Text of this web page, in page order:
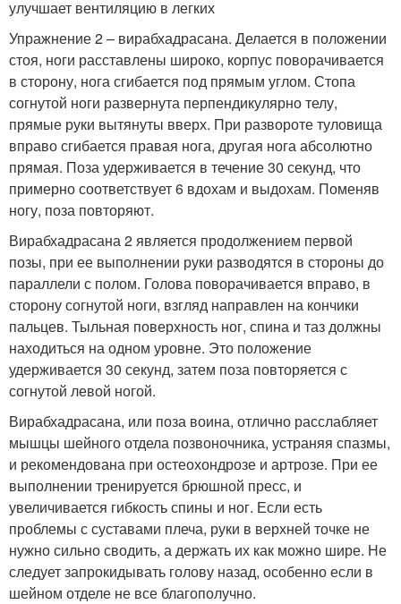
улучшает вентиляцию в легких
Упражнение 2 – вирабхадрасана. Делается в положении
стоя, ноги расставлены широко, корпус поворачивается
в сторону, нога сгибается под прямым углом. Стопа
согнутой ноги развернута перпендикулярно телу,
прямые руки вытянуты вверх. При развороте туловища
вправо сгибается правая нога, другая нога абсолютно
прямая. Поза удерживается в течение 30 секунд, что
примерно соответствует 6 вдохам и выдохам. Поменяв
ногу, поза повторяют.
Вирабхадрасана 2 является продолжением первой
позы, при ее выполнении руки разводятся в стороны до
параллели с полом. Голова поворачивается вправо, в
сторону согнутой ноги, взгляд направлен на кончики
пальцев. Тыльная поверхность ног, спина и таз должны
находиться на одном уровне. Это положение
удерживается 30 секунд, затем поза повторяется с
согнутой левой ногой.
Вирабхадрасана, или поза воина, отлично расслабляет
мышцы шейного отдела позвоночника, устраняя спазмы,
и рекомендована при остеохондрозе и артрозе. При ее
выполнении тренируется брюшной пресс, и
увеличивается гибкость спины и ног. Если есть
проблемы с суставами плеча, руки в верхней точке не
нужно сильно сводить, а держать их как можно шире. Не
следует запрокидывать голову назад, особенно если в
шейном отделе не все благополучно.